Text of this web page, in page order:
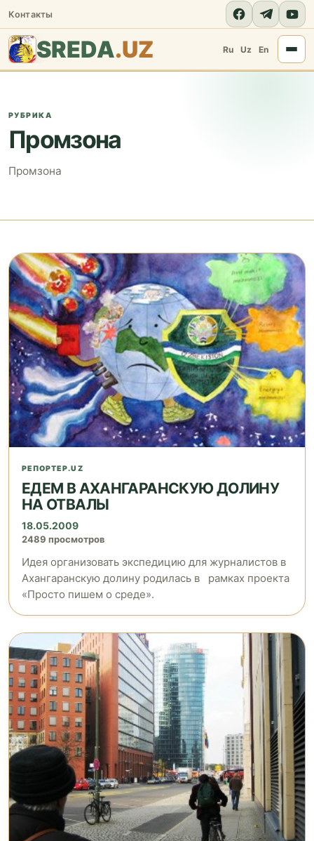
Контакты
SREDA.UZ Ru Uz En
РУБРИКА
Промзона
Промзона
РЕПОРТЕР.UZ
ЕДЕМ В АХАНГАРАНСКУЮ ДОЛИНУ
НА ОТВАЛЫ
18.05.2009
2489 просмотров
Идея организовать экспедицию для журналистов в
Ахангаранскую долину родилась в рамках проекта
«Просто пишем о среде».